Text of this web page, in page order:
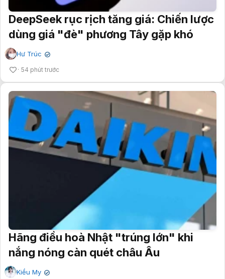
DeepSeek rục rịch tăng giá: Chiến lược
dùng giá "đè" phương Tây gặp khó
Hư Trúc ✔
54 phút trước
Hãng điều hoà Nhật "trúng lớn" khi
nắng nóng càn quét châu Âu
Kiều My ✔